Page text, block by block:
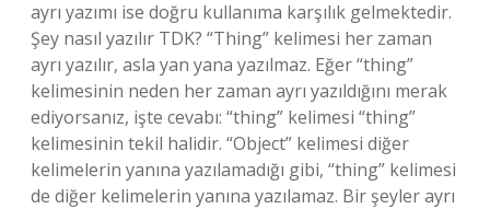
ayrı yazımı ise doğru kullanıma karşılık gelmektedir.
Şey nasıl yazılır TDK? “Thing” kelimesi her zaman
ayrı yazılır, asla yan yana yazılmaz. Eğer “thing”
kelimesinin neden her zaman ayrı yazıldığını merak
ediyorsanız, işte cevabı: “thing” kelimesi “thing”
kelimesinin tekil halidir. “Object” kelimesi diğer
kelimelerin yanına yazılamadığı gibi, “thing” kelimesi
de diğer kelimelerin yanına yazılamaz. Bir şeyler ayrı